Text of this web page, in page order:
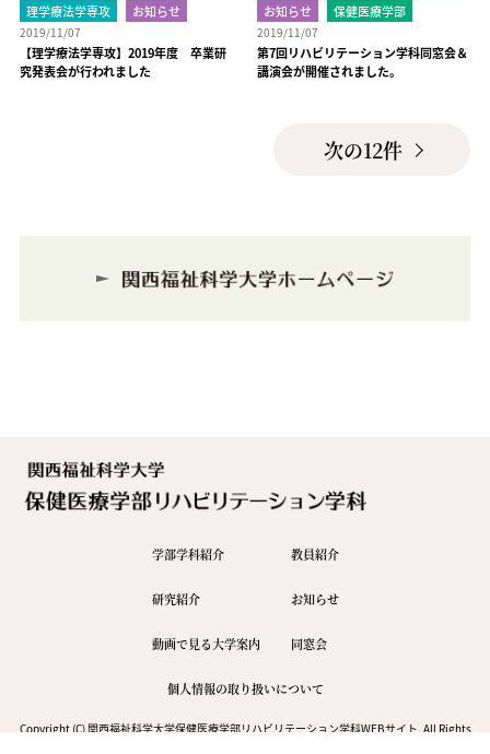
理学療法学専攻 お知らせ
2019/11/07
【理学療法学専攻】2019年度 卒業研
究発表会が行われました
お知らせ 保健医療学部
2019/11/07
第7回リハビリテーション学科同窓会＆
講演会が開催されました。
次の12件
学部学科紹介
研究紹介
動画で見る大学案内
教員紹介
お知らせ
同窓会
個人情報の取り扱いについて
Copyright (C) 関西福祉科学大学保健医療学部リハビリテーション学科WEBサイト, All Rights